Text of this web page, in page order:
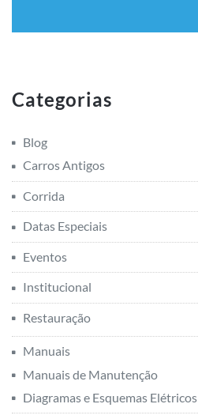
Categorias
Blog
Carros Antigos
Corrida
Datas Especiais
Eventos
Institucional
Restauração
Manuais
Manuais de Manutenção
Diagramas e Esquemas Elétricos